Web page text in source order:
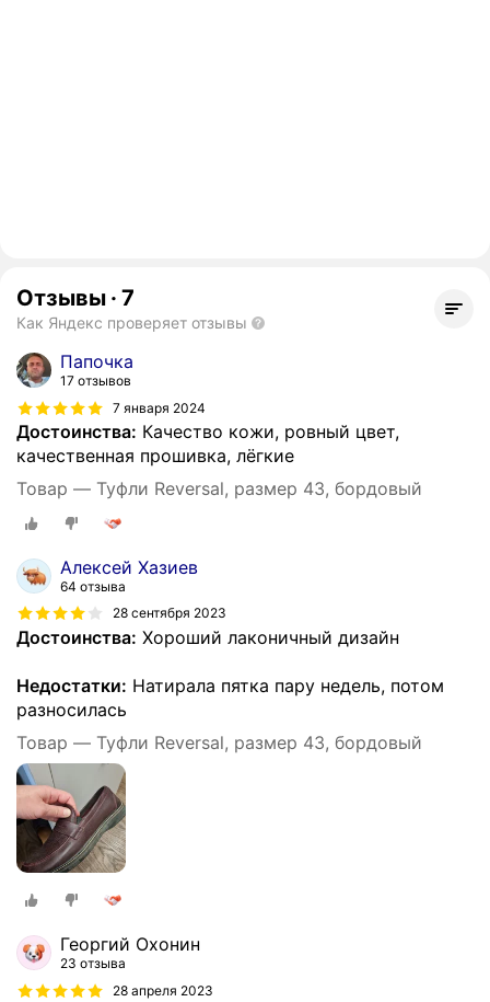
Отзывы · 7
Как Яндекс проверяет отзывы
Папочка
17 отзывов
7 января 2024
Достоинства: Качество кожи, ровный цвет,
качественная прошивка, лёгкие
Товар — Туфли Reversal, размер 43, бордовый
Алексей Хазиев
64 отзыва
28 сентября 2023
Достоинства: Хороший лаконичный дизайн
Недостатки: Натирала пятка пару недель, потом
разносилась
Товар — Туфли Reversal, размер 43, бордовый
Георгий Охонин
23 отзыва
28 апреля 2023